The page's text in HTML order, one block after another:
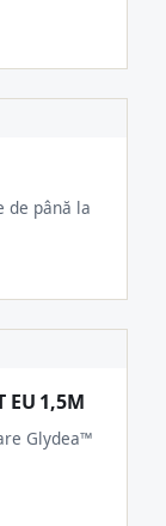
de până la
EU 1,5M
Glydea™